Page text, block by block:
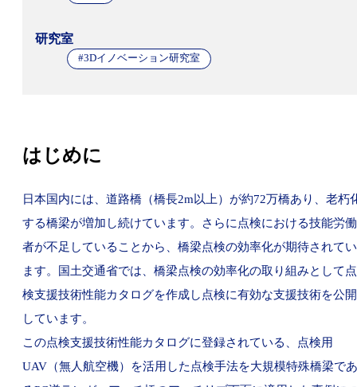
研究室
#3Dイノベーション研究室
はじめに
日本国内には、道路橋（橋長2m以上）が約72万橋あり、老朽
する橋梁が増加し続けています。さらに点検における技能労働
者が不足していることから、橋梁点検の効率化が期待されてい
ます。国土交通省では、橋梁点検の効率化の取り組みとして点
検支援技術性能カタログを作成し点検に有効な支援技術を公開
しています。
この点検支援技術性能カタログに登録されている、点検用
UAV（無人航空機）を活用した点検手法を大規模特殊橋梁であ